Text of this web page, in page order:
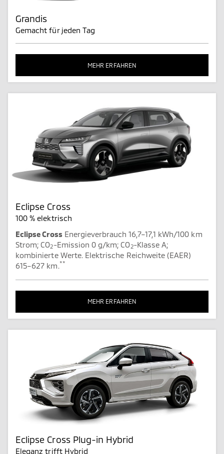
Grandis
Gemacht für jeden Tag
MEHR ERFAHREN
Eclipse Cross
100 % elektrisch
Eclipse Cross Energieverbrauch 16,7–17,1 kWh/100 km
Strom; CO2-Emission 0 g/km; CO2-Klasse A;
kombinierte Werte. Elektrische Reichweite (EAER)
615–627 km. **
MEHR ERFAHREN
Eclipse Cross Plug-in Hybrid
Eleganz trifft Hybrid